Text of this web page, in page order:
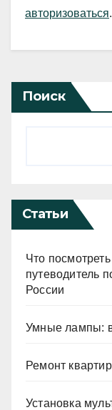
авторизоваться.
Поиск
Статьи
Что
путеводитель
России
Умные лампы:
Ремонт
Установка